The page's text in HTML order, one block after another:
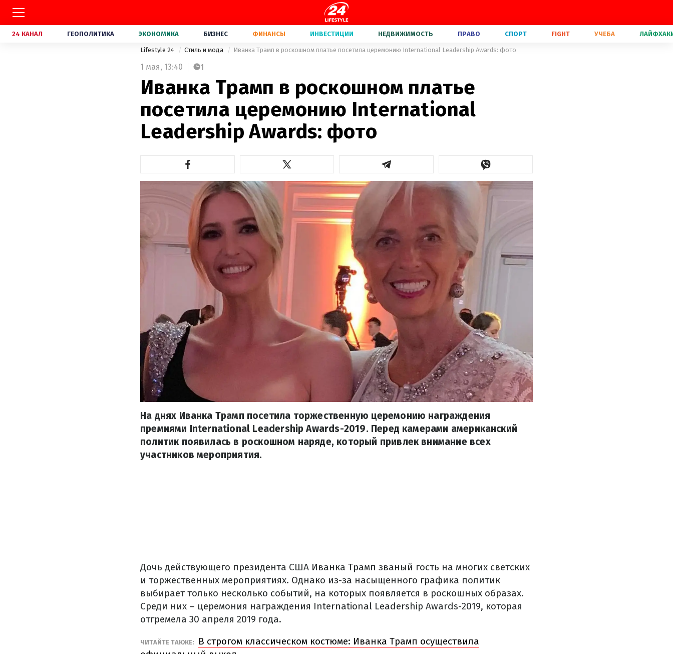
24 КАНАЛ ГЕОПОЛИТИКА ЭКОНОМИКА БИЗНЕС ФИНАНСЫ ИНВЕСТИЦИИ НЕДВИЖИМОСТЬ ПРАВО СПОРТ FIGHT УЧЕБА
Lifestyle 24 Стиль и мода Иванка Трамп в роскошном платье посетила церемонию International Leadership Awards: фото
1 мая, 13:40 1
Иванка Трамп в роскошном платье
посетила церемонию International
Leadership Awards: фото
На днях Иванка Трамп посетила торжественную церемонию награждения
премиями International Leadership Awards-2019. Перед камерами американский
политик появилась в роскошном наряде, который привлек внимание всех
участников мероприятия.
Дочь действующего президента США Иванка Трамп званый гость на многих светских
и торжественных мероприятиях. Однако из-за насыщенного графика политик
выбирает только несколько событий, на которых появляется в роскошных образах.
Среди них – церемония награждения International Leadership Awards-2019, которая
отгремела 30 апреля 2019 года.
ЧИТАЙТЕ ТАКЖЕ:
В строгом классическом костюме: Иванка Трамп осуществила